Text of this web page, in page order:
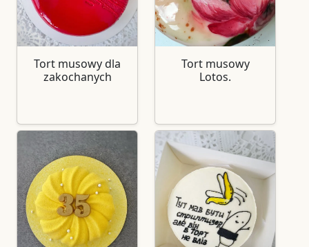
Tort musowy dla
zakochanych
Tort musowy
Lotos.